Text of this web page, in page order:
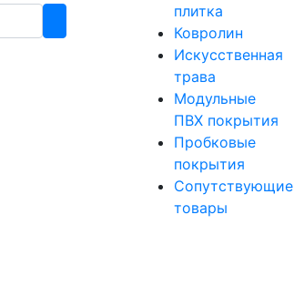
плитка
Ковролин
Искусственная
трава
Модульные
ПВХ покрытия
Пробковые
покрытия
Сопутствующие
товары